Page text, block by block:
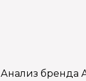
Анализ бренда